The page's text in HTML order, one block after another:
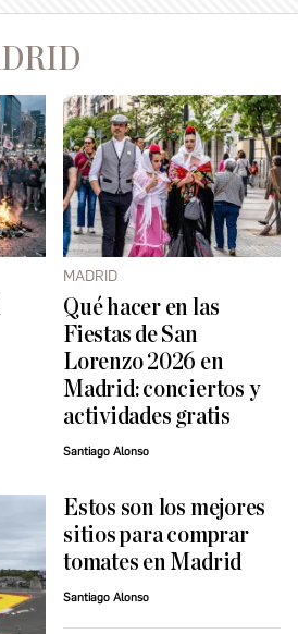
MADRID
Qué hacer en las
Fiestas de San
Lorenzo 2026 en
Madrid: conciertos y
actividades gratis
Santiago Alonso
Estos son los mejores
sitios para comprar
tomates en Madrid
Santiago Alonso